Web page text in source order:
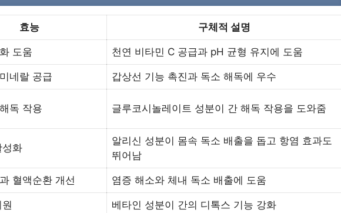
효능 구체적 설명
도움 천연 비타민 C 공급과 pH 균형 유지에 도움
네랄 공급 갑상선 기능 촉진과 독소 해독에 우수
독 작용 글루코시놀레이트 성분이 간 해독 작용을 도와줌
성화
알리신 성분이 몸속 독소 배출을 돕고 항염 효과도
뛰어남
혈액순환 개선 염증 해소와 체내 독소 배출에 도움
베타인 성분이 간의 디톡스 기능 강화